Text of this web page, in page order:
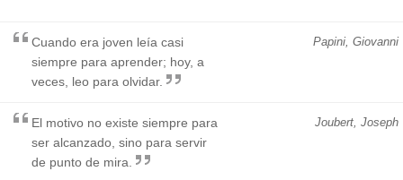
Papini, Giovanni
Cuando era joven leía casi
siempre para aprender; hoy, a
veces, leo para olvidar.
Joubert, Joseph
El motivo no existe siempre para
ser alcanzado, sino para servir
de punto de mira.